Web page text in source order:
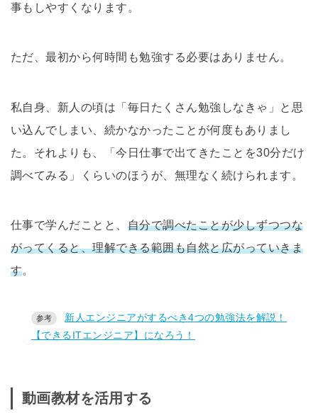
事もしやすくなります。
ただ、最初から何時間も勉強する必要はありません。
私自身、新人の頃は「毎日たくさん勉強しなきゃ」と思
い込んでしまい、続かなかったことが何度もありまし
た。それよりも、「今日仕事で出てきたことを30分だけ
調べてみる」くらいのほうが、無理なく続けられます。
仕事で学んだことと、 自分で調べたことが少しずつつな
がってくると、理解できる範囲も自然と広がっていきま
す。
新人エンジニアがするべき4つの勉強法を解説！
【できるITエンジニア】になろう！
動画教材を活用する